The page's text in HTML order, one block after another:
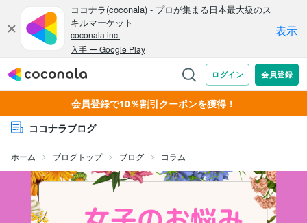
会員登録で10％割引クーポンを獲得！
ココナラブログ
ホーム ブログトップ ブログ コラム